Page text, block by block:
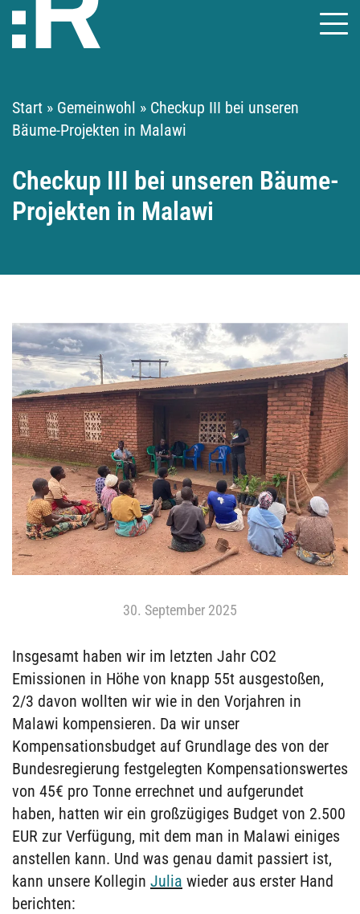
Start » Gemeinwohl » Checkup III bei unseren
Bäume-Projekten in Malawi
Checkup III bei unseren Bäume-
Projekten in Malawi
30. September 2025
Insgesamt haben wir im letzten Jahr CO2
Emissionen in Höhe von knapp 55t ausgestoßen,
2/3 davon wollten wir wie in den Vorjahren in
Malawi kompensieren. Da wir unser
Kompensationsbudget auf Grundlage des von der
Bundesregierung festgelegten Kompensationswertes
von 45€ pro Tonne errechnet und aufgerundet
haben, hatten wir ein großzügiges Budget von 2.500
EUR zur Verfügung, mit dem man in Malawi einiges
anstellen kann. Und was genau damit passiert ist,
kann unsere Kollegin Julia wieder aus erster Hand
berichten: